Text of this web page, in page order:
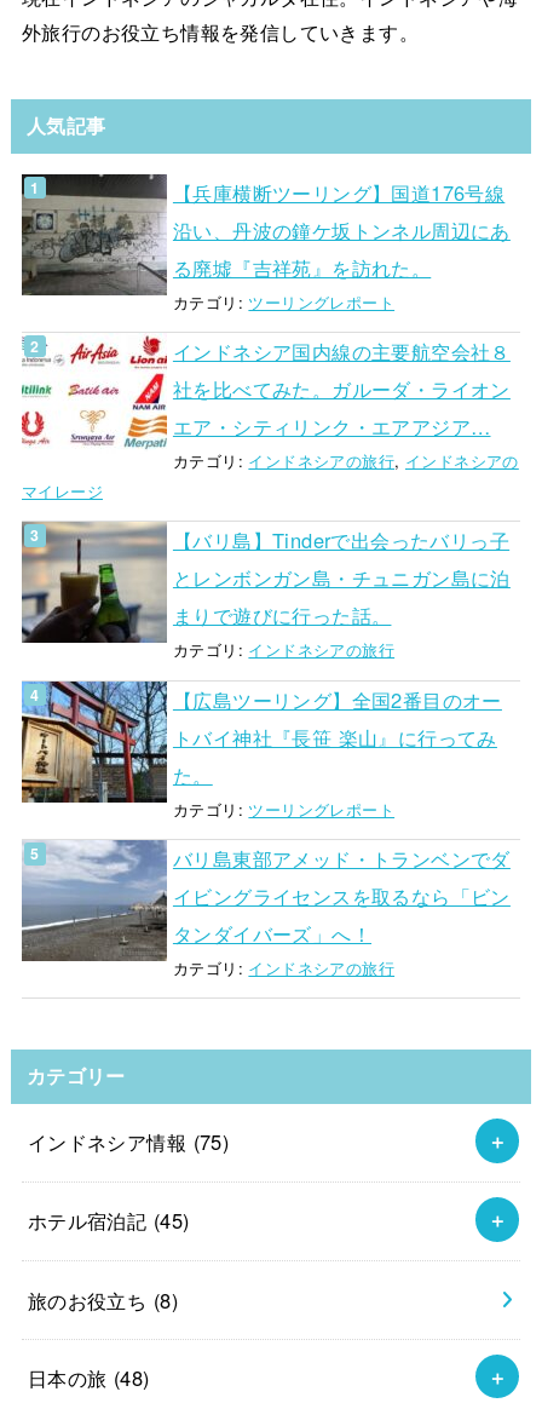
外旅行のお役立ち情報を発信していきます。
人気記事
【兵庫横断ツーリング】国道176号線
沿い、丹波の鐘ケ坂トンネル周辺にあ
る廃墟『吉祥苑』を訪れた。
カテゴリ: ツーリングレポート
インドネシア国内線の主要航空会社８
社を比べてみた。ガルーダ・ライオン
エア・シティリンク・エアアジア…
カテゴリ: インドネシアの旅行, インドネシアの
マイレージ
【バリ島】Tinderで出会ったバリっ子
とレンボンガン島・チュニガン島に泊
まりで遊びに行った話。
カテゴリ: インドネシアの旅行
【広島ツーリング】全国2番目のオー
トバイ神社『長笹 楽山』に行ってみ
た。
カテゴリ: ツーリングレポート
バリ島東部アメッド・トランベンでダ
イビングライセンスを取るなら「ビン
タンダイバーズ」へ！
カテゴリ: インドネシアの旅行
カテゴリー
インドネシア情報 (75)
ホテル宿泊記 (45)
旅のお役立ち (8)
日本の旅 (48)